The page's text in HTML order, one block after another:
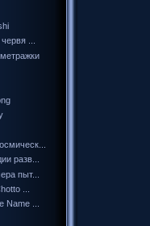
...
разв...
пыт...
...
Name ...